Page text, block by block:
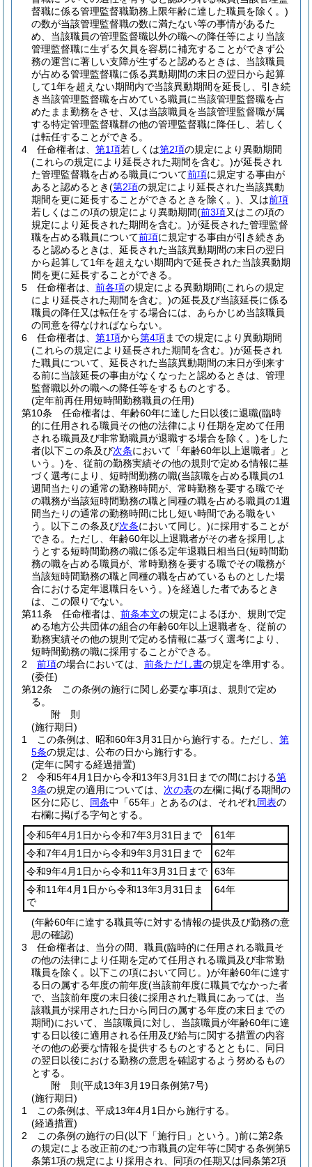
督職に係る管理監督職勤務上限年齢に達した職員を除く。)
の数が当該管理監督職の数に満たない等の事情があるた
め、当該職員の管理監督職以外の職への降任等により当該
管理監督職に生ずる欠員を容易に補充することができず公
務の運営に著しい支障が生ずると認めるときは、当該職員
が占める管理監督職に係る異動期間の末日の翌日から起算
して1年を超えない期間内で当該異動期間を延長し、引き続
き当該管理監督職を占めている職員に当該管理監督職を占
めたまま勤務をさせ、又は当該職員を当該管理監督職が属
する特定管理監督職群の他の管理監督職に降任し、若しく
は転任することができる。
4
任命権者は、 第1項若しくは第2項の規定により異動期間
(これらの規定により延長された期間を含む。)が延長され
た管理監督職を占める職員について前項に規定する事由が
あると認めるとき(第2項の規定により延長された当該異動
期間を更に延長することができるときを除く。) 、又は前項
若しくはこの項の規定により異動期間(前3項又はこの項の
規定により延長された期間を含む。)が延長された管理監督
職を占める職員について前項に規定する事由が引き続きあ
ると認めるときは、延長された当該異動期間の末日の翌日
から起算して1年を超えない期間内で延長された当該異動期
間を更に延長することができる。
5
任命権者は、 前各項の規定による異動期間(これらの規定
により延長された期間を含む。)の延長及び当該延長に係る
職員の降任又は転任をする場合には、あらかじめ当該職員
の同意を得なければならない。
6
任命権者は、 第1項から第4項までの規定により異動期間
(これらの規定により延長された期間を含む。)が延長され
た職員について、延長された当該異動期間の末日が到来す
る前に当該延長の事由がなくなったと認めるときは、管理
監督職以外の職への降任等をするものとする。
(定年前再任用短時間勤務職員の任用)
第10条
任命権者は、年齢60年に達した日以後に退職(臨時
的に任用される職員その他の法律により任期を定めて任用
される職員及び非常勤職員が退職する場合を除く。)をした
者(以下この条及び次条において「年齢60年以上退職者」と
いう。)を、従前の勤務実績その他の規則で定める情報に基
づく選考により、短時間勤務の職(当該職を占める職員の1
週間当たりの通常の勤務時間が、常時勤務を要する職でそ
の職務が当該短時間勤務の職と同種の職を占める職員の1週
間当たりの通常の勤務時間に比し短い時間である職をい
う。以下この条及び次条において同じ。)に採用することが
できる。 ただし、年齢60年以上退職者がその者を採用しよ
うとする短時間勤務の職に係る定年退職日相当日(短時間勤
務の職を占める職員が、常時勤務を要する職でその職務が
当該短時間勤務の職と同種の職を占めているものとした場
合における定年退職日をいう。)を経過した者であるとき
は、この限りでない。
第11条
任命権者は、 前条本文の規定によるほか、規則で定
める地方公共団体の組合の年齢60年以上退職者を、従前の
勤務実績その他の規則で定める情報に基づく選考により、
短時間勤務の職に採用することができる。
2
前項の場合においては、 前条ただし書の規定を準用する。
(委任)
第12条
この条例の施行に関し必要な事項は、規則で定め
る。
附 則
(施行期日)
1
この条例は、昭和60年3月31日から施行する。 ただし、 第
5条の規定は、公布の日から施行する。
(定年に関する経過措置)
2
令和5年4月1日から令和13年3月31日までの間における第
3条の規定の適用については、 次の表の左欄に掲げる期間の
区分に応じ、 同条中「65年」とあるのは、それぞれ同表の
右欄に掲げる字句とする。
令和5年4月1日から令和7年3月31日まで
61年
令和7年4月1日から令和9年3月31日まで
62年
令和9年4月1日から令和11年3月31日まで
63年
令和11年4月1日から令和13年3月31日ま
で
64年
(年齢60年に達する職員等に対する情報の提供及び勤務の意
思の確認)
3
任命権者は、当分の間、職員(臨時的に任用される職員そ
の他の法律により任期を定めて任用される職員及び非常勤
職員を除く。以下この項において同じ。)が年齢60年に達す
る日の属する年度の前年度(当該前年度に職員でなかった者
で、当該前年度の末日後に採用された職員にあっては、当
該職員が採用された日から同日の属する年度の末日までの
期間)において、当該職員に対し、当該職員が年齢60年に達
する日以後に適用される任用及び給与に関する措置の内容
その他の必要な情報を提供するものとするとともに、同日
の翌日以後における勤務の意思を確認するよう努めるもの
とする。
附 則(平成13年3月19日条例第7号)
(施行期日)
1
この条例は、平成13年4月1日から施行する。
(経過措置)
2
この条例の施行の日(以下「施行日」という。)前に第2条
の規定による改正前のむつ市職員の定年等に関する条例第5
条第1項の規定により採用され、同項の任期又は同条第2項